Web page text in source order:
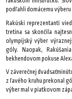
podľahli domácemu výberu
Rakúski reprezentanti
tretina sa skončila
olympijský výber
góly. Naopak,
bekhendovom pokuse
V záverečnej
z ľavého kruhu prekonal
výber mal v piatkovom